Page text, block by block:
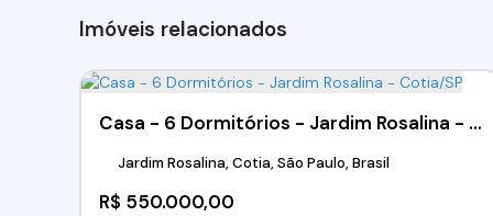
Imóveis relacionados
Casa - 6 Dormitórios - Jardim Rosalina - Cotia/SP
R$ 550.000,00
Jardim Rosalina, Cotia, São Paulo, Brasil